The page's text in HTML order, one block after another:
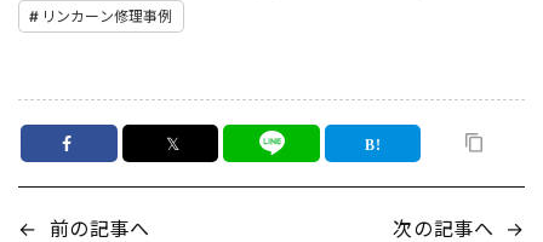
リンカーン修理事例
𝕏
← 前の記事へ 次の記事へ →